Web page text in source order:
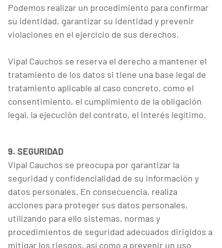
Podemos realizar un procedimiento para confirmar
su identidad, garantizar su identidad y prevenir
violaciones en el ejercicio de sus derechos.
Vipal Cauchos se reserva el derecho a mantener el
tratamiento de los datos si tiene una base legal de
tratamiento aplicable al caso concreto, como el
consentimiento, el cumplimiento de la obligación
legal, la ejecución del contrato, el interés legítimo.
9. SEGURIDAD
Vipal Cauchos se preocupa por garantizar la
seguridad y confidencialidad de su información y
datos personales. En consecuencia, realiza
acciones para proteger sus datos personales,
utilizando para ello sistemas, normas y
procedimientos de seguridad adecuados dirigidos a
mitigar los riesgos, así como a prevenir un uso